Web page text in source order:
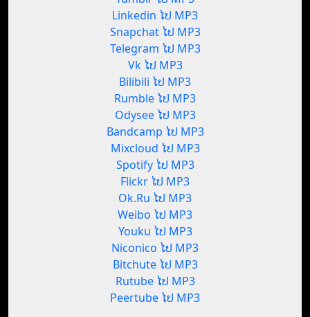
Linkedin ໄປ MP3
Snapchat ໄປ MP3
Telegram ໄປ MP3
Vk ໄປ MP3
Bilibili ໄປ MP3
Rumble ໄປ MP3
Odysee ໄປ MP3
Bandcamp ໄປ MP3
Mixcloud ໄປ MP3
Spotify ໄປ MP3
Flickr ໄປ MP3
Ok.Ru ໄປ MP3
Weibo ໄປ MP3
Youku ໄປ MP3
Niconico ໄປ MP3
Bitchute ໄປ MP3
Rutube ໄປ MP3
Peertube ໄປ MP3